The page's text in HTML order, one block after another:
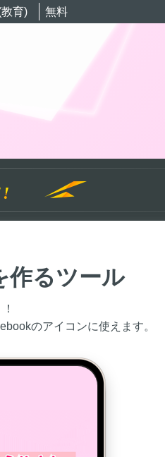
育) 無料
作るツール
のアイコンに使えます。